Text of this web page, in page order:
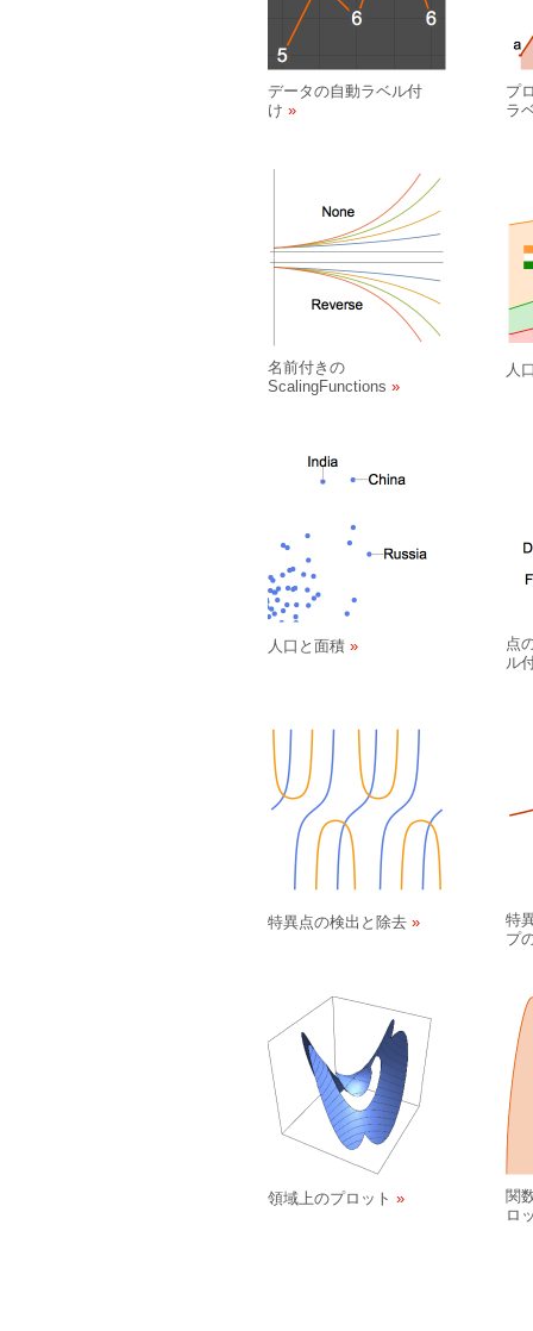
データの自動ラベル付
け
プ
ラ
名前付きの
ScalingFunctions
人
人口と面積
点
ル
特異点の検出と除去
特
プ
領域上のプロット
関
ロ